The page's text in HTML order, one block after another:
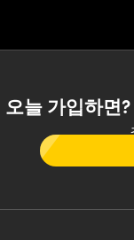
오늘 가입하면?